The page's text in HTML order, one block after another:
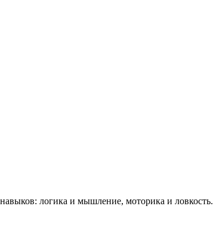
логика и мышление, моторика и ловкость.